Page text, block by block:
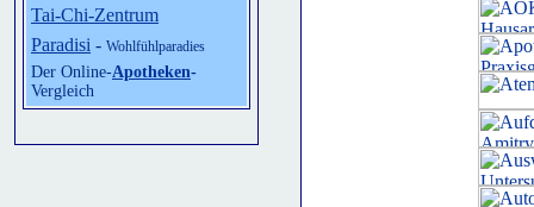
Tai-Chi-Zentrum
Paradisi - Wohlfühlparadies
Der Online-Apotheken-
Vergleich